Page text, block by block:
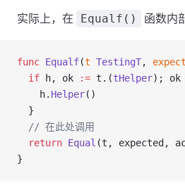
实际上，在 Equalf() 函数内
func Equalf(t TestingT,
  if
h, ok := t .(tHelper); ok
    h
. Helper()
  }
  // 在此处调用
  return
Equal (t , expected ,
}